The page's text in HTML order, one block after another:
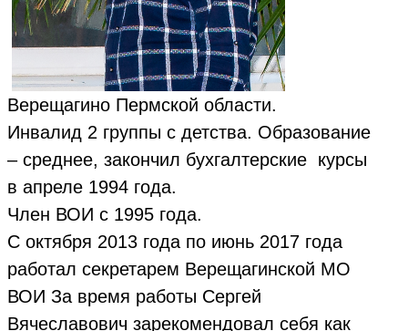
Верещагино Пермской области.
Инвалид 2 группы с детства. Образование
– среднее, закончил бухгалтерские курсы
в апреле 1994 года.
Член ВОИ с 1995 года.
С октября 2013 года по июнь 2017 года
работал секретарем Верещагинской МО
ВОИ За время работы Сергей
Вячеславович зарекомендовал себя как